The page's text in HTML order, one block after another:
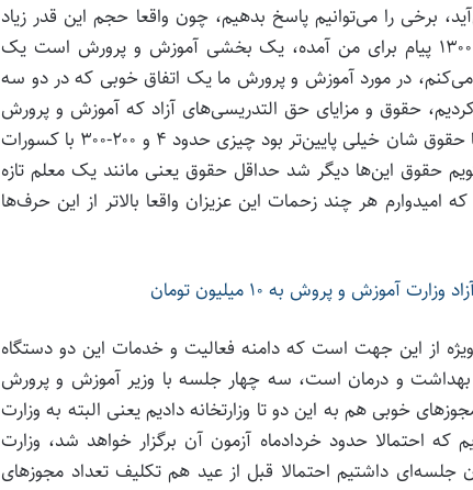
برخی را می‌توانیم پاسخ بدهیم، چون واقعا حجم این قدر زیاد
است همین امروز بعد از ظهر تا الان که چک می‌کردم حدود ۱۳۰۰ پیام برای من آمده، یک بخشی آموزش و پرورش است یک
در مورد آموزش و پرورش ما یک اتفاق خوبی که در دو سه
حقوق و مزایای حق التدریسی‌های آزاد که آموزش و پرورش
یک بخشی از نیاز‌های معلمین را از این طریق تامین می‌کرد، اینها حقوق شان خیلی پایین‌تر بود چیزی حدود ۴ و ۲۰۰-۳۰۰ با کسورات
حقوق این‌ها دیگر شد حداقل حقوق یعنی مانند یک معلم تازه
هر چند زحمات این عزیزان واقعا بالاتر از این حرف‌ها
و پروش به ۱۰ میلیون تومان
از این جهت است که دامنه فعالیت و خدمات این دو دستگاه
و درمان است، سه چهار جلسه با وزیر آموزش و پرورش
خوبی هم به این دو تا وزارتخانه دادیم یعنی البته به وزارت
مجوز استخدام دادیم که احتمالا حدود خردادماه آزمون آن برگزار خواهد شد، وزارت
داشتیم احتمالا قبل از عید هم تکلیف تعداد مجوز‌های